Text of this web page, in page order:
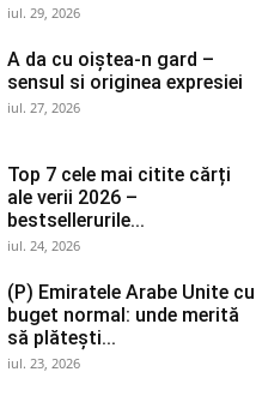
iul. 29, 2026
A da cu oiștea-n gard –
sensul si originea expresiei
iul. 27, 2026
Top 7 cele mai citite cărți
ale verii 2026 –
bestsellerurile...
iul. 24, 2026
(P) Emiratele Arabe Unite cu
buget normal: unde merită
să plătești...
iul. 23, 2026